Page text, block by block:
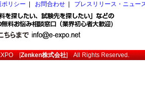
リシー お問合わせ プレスリリース・ニュー
[Zenken株式会社] All Rights Reserved.